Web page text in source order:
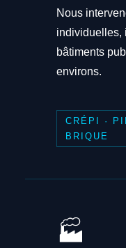
Nous
individuelles,
bâtiments
environs.
CRÉPI ·
BRIQUE
🏭